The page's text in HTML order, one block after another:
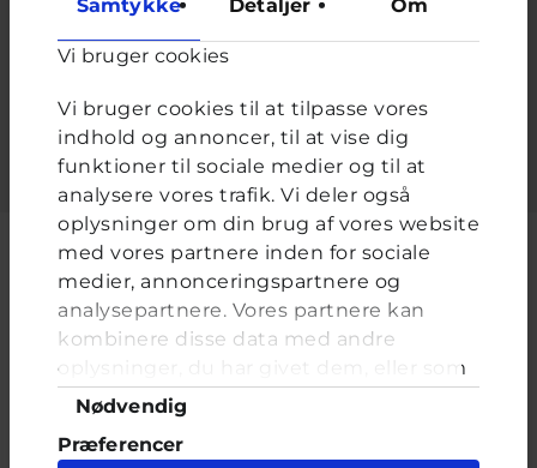
Samtykke Detaljer Om
Vi bruger cookies
Vi bruger cookies til at tilpasse vores
indhold og annoncer, til at vise dig
funktioner til sociale medier og til at
analysere vores trafik. Vi deler også
oplysninger om din brug af vores website
med vores partnere inden for sociale
medier, annonceringspartnere og
analysepartnere. Vores partnere kan
kombinere disse data med andre
oplysninger, du har givet dem, eller som
de har indsamlet fra din brug af deres
tjenester. Du samtykker til vores cookies,
hvis du fortsætter med at anvende vores
Samtykkevalg
Nødvendig
Præferencer
Adgangskode*
Cyberhus er et klubhus på nettet for dig op til 25 år. Du kan skrive til
en voksen og få rådgivning i vores brevkasser og chat, dele dine
tanker i ung-til-ung eller bare hænge ud, og læse med. I Cyberhus
kan du være dig selv, og har du brug for en voksen, vil vi gerne lytte